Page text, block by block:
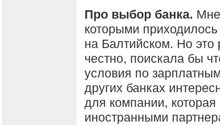
Про выбор банка.
которыми
на Балтийском. Но
честно, поискала бы
условия по
других банках
для компании, которая
иностранными